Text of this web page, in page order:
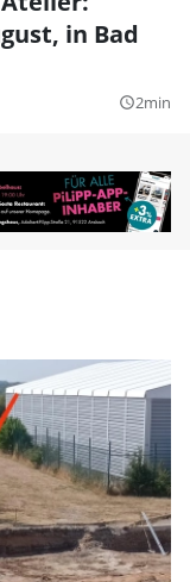
in Bad
query_builder2min